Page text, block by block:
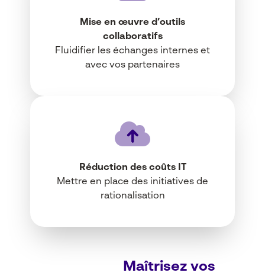
Mise en œuvre d’outils
collaboratifs
Fluidifier les échanges internes et
avec vos partenaires
Réduction des coûts IT
Mettre en place des initiatives de
rationalisation
Maîtrisez vos